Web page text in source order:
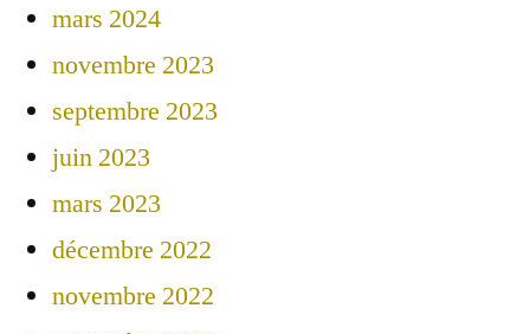
mars 2024
novembre 2023
septembre 2023
juin 2023
mars 2023
décembre 2022
novembre 2022